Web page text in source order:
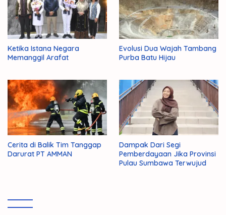
Ketika Istana Negara
Memanggil Arafat
Evolusi Dua Wajah Tambang
Purba Batu Hijau
Cerita di Balik Tim Tanggap
Darurat PT AMMAN
Dampak Dari Segi
Pemberdayaan Jika Provinsi
Pulau Sumbawa Terwujud